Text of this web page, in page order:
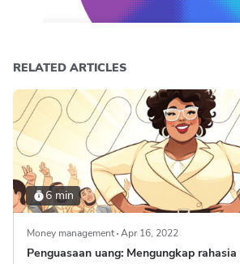
RELATED ARTICLES
6 min
Money management Apr 16, 2022
Penguasaan uang: Mengungkap